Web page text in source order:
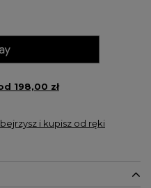
198,00 zł
i kupisz od ręki